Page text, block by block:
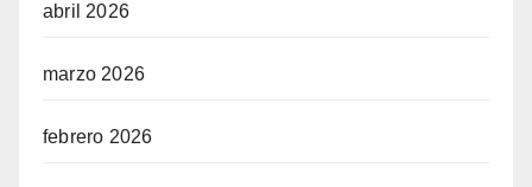
abril 2026
marzo 2026
febrero 2026